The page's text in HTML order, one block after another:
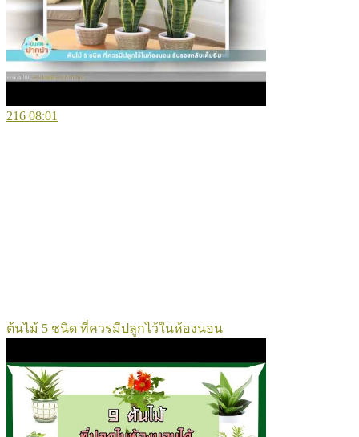
216 08:01
ต้นไม้ 5 ชนิด ที่ควรมีปลูกไว้ในห้องนอน